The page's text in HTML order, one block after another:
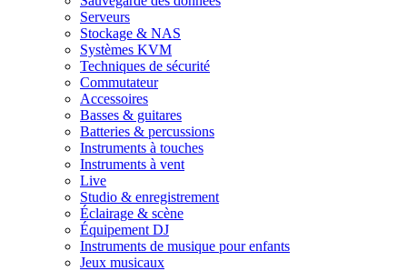
Serveurs
Stockage & NAS
Systèmes KVM
Techniques de sécurité
Commutateur
Accessoires
Basses & guitares
Batteries & percussions
Instruments à touches
Instruments à vent
Live
Studio & enregistrement
Éclairage & scène
Équipement DJ
Instruments de musique pour enfants
Jeux musicaux